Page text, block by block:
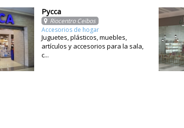
Pycca
Riocentro Ceibos
Accesorios de hogar
Juguetes, plásticos, muebles,
artículos y accesorios para la sala,
c...